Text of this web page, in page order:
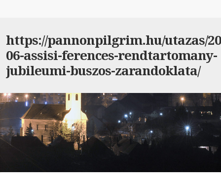
https://pannonpilgrim.hu/utazas/
06-assisi-ferences-rendtartomany-
jubileumi-buszos-zarandoklata/